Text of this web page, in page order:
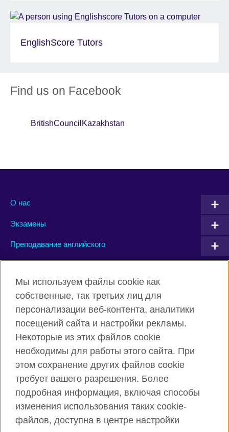
EnglishScore Tutors
Find us on Facebook
BritishCouncilKazakhstan
О нас
Экзамены
Преподавание английского
Facebook Twitter
Instagram YouTube
British Council глобально
Privacy and terms of use
Cookies
Мы используем файлы cookie как
собственные, так третьих лиц для
персонализации веб-контента, аналитики
посещений сайта и настройки рекламы.
Некоторые из этих файлов cookie
необходимы для работы этого сайта. При
этом сохранение других файлов cookie
требует вашего разрешения. Более
подробная информация, включая способы
изменения использования таких cookie-
файлов, доступна в центре настройки